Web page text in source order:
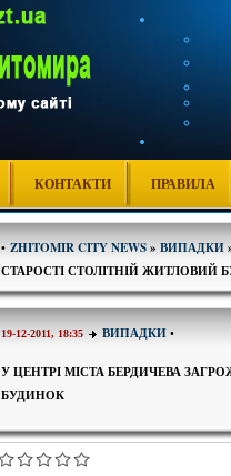
КОНТАКТИ ПРАВИЛА
• ZHITOMIR CITY NEWS» ВИПАДКИ
СТАРОСТІ СТОЛІТНІЙ ЖИТЛОВИЙ
19-12-2011, 18:35 ВИПАДКИ •
У ЦЕНТРІ МІСТА БЕРДИЧЕВА
БУДИНОК